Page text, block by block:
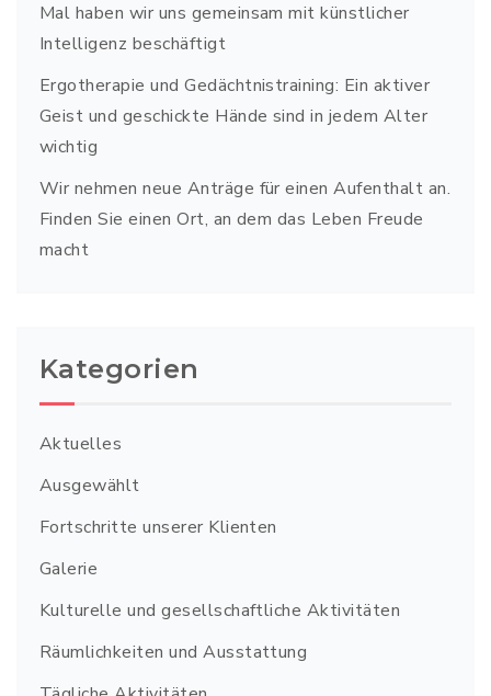
Mal haben wir uns gemeinsam mit künstlicher
Intelligenz beschäftigt
Ergotherapie und Gedächtnistraining: Ein aktiver
Geist und geschickte Hände sind in jedem Alter
wichtig
Wir nehmen neue Anträge für einen Aufenthalt an.
Finden Sie einen Ort, an dem das Leben Freude
macht
Kategorien
Aktuelles
Ausgewählt
Fortschritte unserer Klienten
Galerie
Kulturelle und gesellschaftliche Aktivitäten
Räumlichkeiten und Ausstattung